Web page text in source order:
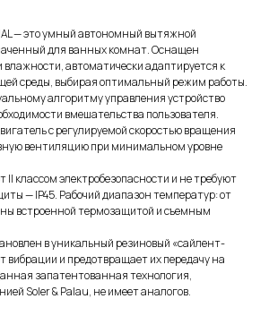
— это умный автономный вытяжной
для ванных комнат. Оснащен
автоматически адаптируется к
среды, выбирая оптимальный режим работы.
алгоритму управления устройство
вмешательства пользователя.
с регулируемой скоростью вращения
вентиляцию при минимальном уровне
классом электробезопасности и не требуют
— IP45. Рабочий диапазон температур: от
встроенной термозащитой и съемным
в уникальный резиновый «сайлент-
вибрации и предотвращает их передачу на
запатентованная технология,
Soler & Palau, не имеет аналогов.
полный